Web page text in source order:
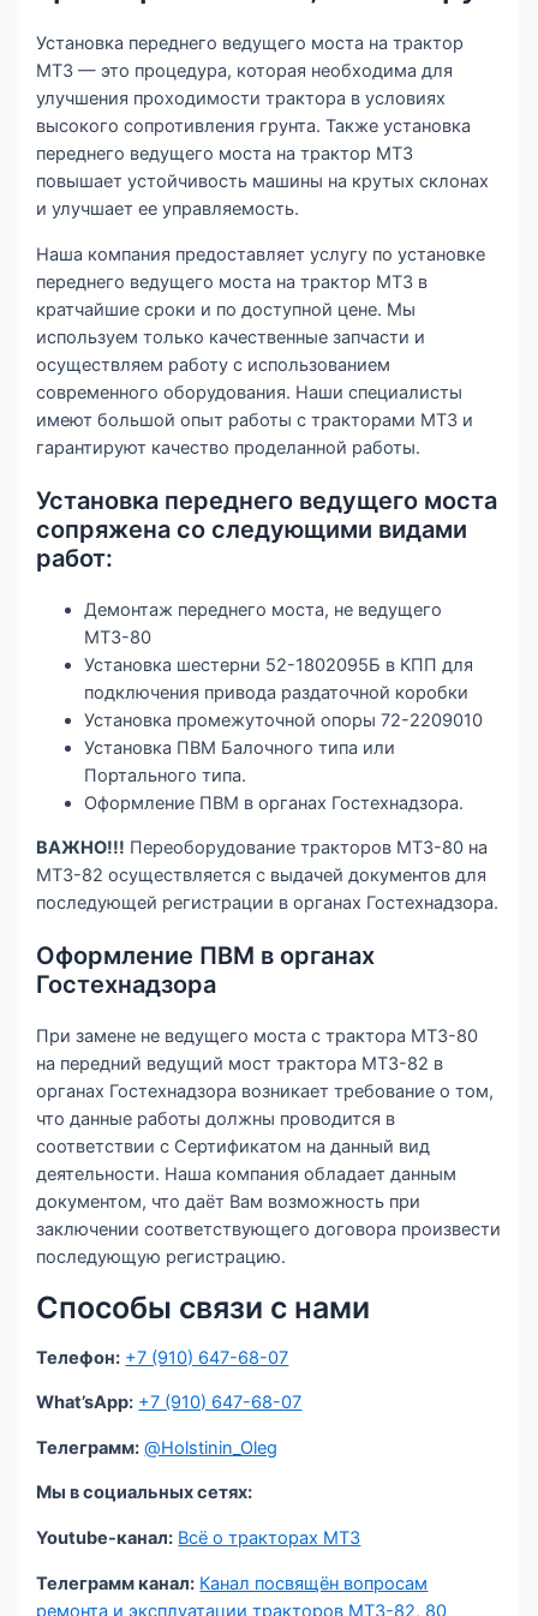
Установка переднего ведущего моста на трактор
МТЗ — это процедура, которая необходима для
улучшения проходимости трактора в условиях
высокого сопротивления грунта. Также установка
переднего ведущего моста на трактор МТЗ
повышает устойчивость машины на крутых склонах
и улучшает ее управляемость.
Наша компания предоставляет услугу по установке
переднего ведущего моста на трактор МТЗ в
кратчайшие сроки и по доступной цене. Мы
используем только качественные запчасти и
осуществляем работу с использованием
современного оборудования. Наши специалисты
имеют большой опыт работы с тракторами МТЗ и
гарантируют качество проделанной работы.
Установка переднего ведущего моста
сопряжена со следующими видами
работ:
Демонтаж переднего моста, не ведущего
МТЗ-80
Установка шестерни 52-1802095Б в КПП для
подключения привода раздаточной коробки
Установка промежуточной опоры 72-2209010
Установка ПВМ Балочного типа или
Портального типа.
Оформление ПВМ в органах Гостехнадзора.
ВАЖНО!!! Переоборудование тракторов МТЗ-80 на
МТЗ-82 осуществляется с выдачей документов для
последующей регистрации в органах Гостехнадзора.
Оформление ПВМ в органах
Гостехнадзора
При замене не ведущего моста с трактора МТЗ-80
на передний ведущий мост трактора МТЗ-82 в
органах Гостехнадзора возникает требование о том,
что данные работы должны проводится в
соответствии с Сертификатом на данный вид
деятельности. Наша компания обладает данным
документом, что даёт Вам возможность при
заключении соответствующего договора произвести
последующую регистрацию.
Cпособы связи с нами
Телефон: +7 (910) 647-68-07
What’sApp: +7 (910) 647-68-07
Телеграмм: @Holstinin_Oleg
Мы в социальных сетях:
Youtube-канал: Всё о тракторах МТЗ
Телеграмм канал: Канал посвящён вопросам
ремонта и эксплуатации тракторов МТЗ-82, 80